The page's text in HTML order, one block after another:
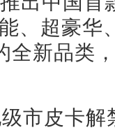
、超豪华
全新品类